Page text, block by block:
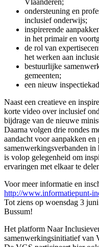
Vlaanderen;
ondersteuning en
inclusief onderwijs;
inspirerende
in het primair en
de rol van
het werken aan
bestuurlijke
gemeenten;
een nieuw
Naast een creatieve en
korte video over inclusief
bijdrage van de nieuwe
Daarna volgen drie rondes
aandacht voor aanpakken
samenwerkingsverbanden
is volop gelegenheid om
ervaringen met elkaar te
Voor meer informatie en
http://www.informatiepunt-
Tot ziens op woensdag 3
Bussum!
Het platform Naar
samenwerkingsinitiatief